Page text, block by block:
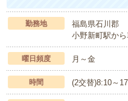
勤務地
福島県石川郡
小野新町駅から
曜日頻度 月～金
時間 (2交替)8:10～